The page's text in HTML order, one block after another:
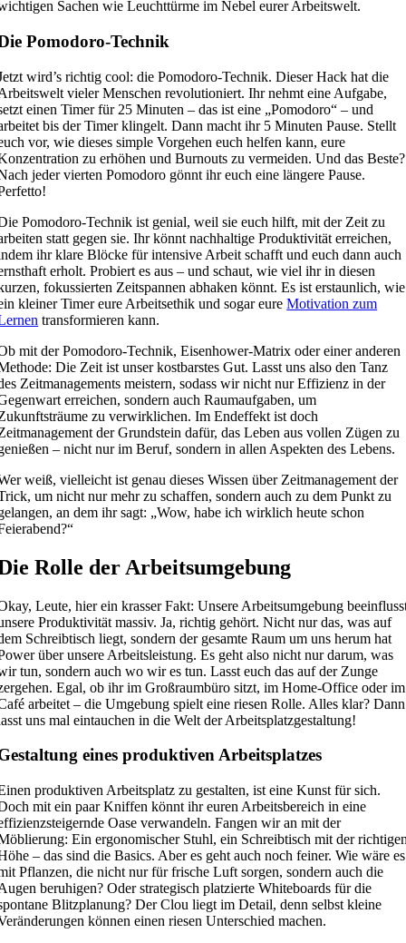
Sachen wie Leuchttürme im Nebel eurer Arbeitswelt.
Pomodoro-Technik
wird’s richtig cool: die Pomodoro-Technik. Dieser Hack hat die
vieler Menschen revolutioniert. Ihr nehmt eine Aufgabe,
einen Timer für 25 Minuten – das ist eine „Pomodoro“ – und
bis der Timer klingelt. Dann macht ihr 5 Minuten Pause. Stellt
vor, wie dieses simple Vorgehen euch helfen kann, eure
zu erhöhen und Burnouts zu vermeiden. Und das Beste?
jeder vierten Pomodoro gönnt ihr euch eine längere Pause.
Pomodoro-Technik ist genial, weil sie euch hilft, mit der Zeit zu
statt gegen sie. Ihr könnt nachhaltige Produktivität erreichen,
ihr klare Blöcke für intensive Arbeit schafft und euch dann auch
erholt. Probiert es aus – und schaut, wie viel ihr in diesen
fokussierten Zeitspannen abhaken könnt. Es ist erstaunlich, wie
kleiner Timer eure Arbeitsethik und sogar eureMotivation zum
transformieren kann.
mit der Pomodoro-Technik, Eisenhower-Matrix oder einer anderen
Die Zeit ist unser kostbarstes Gut. Lasst uns also den Tanz
Zeitmanagements meistern, sodass wir nicht nur Effizienz in der
erreichen, sondern auch Raumaufgaben, um
zu verwirklichen. Im Endeffekt ist doch
der Grundstein dafür, das Leben aus vollen Zügen zu
– nicht nur im Beruf, sondern in allen Aspekten des Lebens.
weiß, vielleicht ist genau dieses Wissen über Zeitmanagement der
um nicht nur mehr zu schaffen, sondern auch zu dem Punkt zu
an dem ihr sagt: „Wow, habe ich wirklich heute schon
Rolle der Arbeitsumgebung
Leute, hier ein krasser Fakt: Unsere Arbeitsumgebung
Produktivität massiv. Ja, richtig gehört. Nicht nur das, was auf
Schreibtisch liegt, sondern der gesamte Raum um uns herum hat
über unsere Arbeitsleistung. Es geht also nicht nur darum, was
tun, sondern auch wo wir es tun. Lasst euch das auf der Zunge
Egal, ob ihr im Großraumbüro sitzt, im Home-Office oder im
arbeitet – die Umgebung spielt eine riesen Rolle. Alles klar? Dann
uns mal eintauchen in die Welt der Arbeitsplatzgestaltung!
eines produktiven Arbeitsplatzes
produktiven Arbeitsplatz zu gestalten, ist eine Kunst für sich.
mit ein paar Kniffen könnt ihr euren Arbeitsbereich in eine
Oase verwandeln. Fangen wir an mit der
Ein ergonomischer Stuhl, ein Schreibtisch mit der
– das sind die Basics. Aber es geht auch noch feiner. Wie wäre es
Pflanzen, die nicht nur für frische Luft sorgen, sondern auch die
beruhigen? Oder strategisch platzierte Whiteboards für die
Blitzplanung? Der Clou liegt im Detail, denn selbst kleine
können einen riesen Unterschied machen.